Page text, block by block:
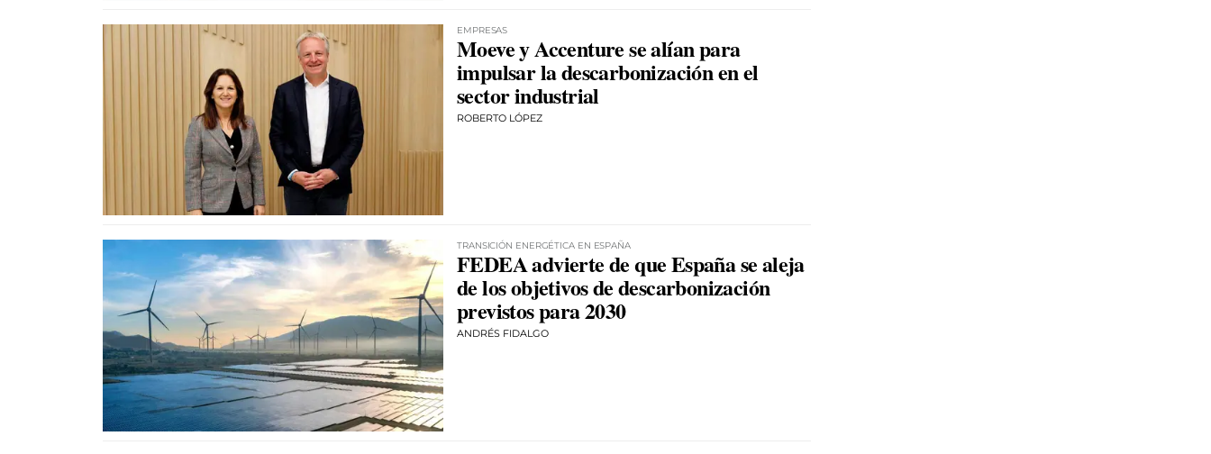
EMPRESAS
Moeve y Accenture se alían para
impulsar la descarbonización en el
sector industrial
ROBERTO LÓPEZ
TRANSICIÓN ENERGÉTICA EN ESPAÑA
FEDEA advierte de que España se aleja
de los objetivos de descarbonización
previstos para 2030
ANDRÉS FIDALGO